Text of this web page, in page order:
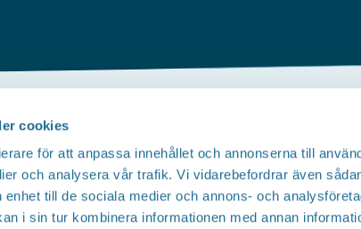
cookies
för att anpassa innehållet och annonserna till
och analysera vår trafik. Vi vidarebefordrar även
enhet till de sociala medier och annons- och
i sin tur kombinera informationen med annan
Om webbplatsen
Tillgänglighetsredogörelse
Integritetspolicy